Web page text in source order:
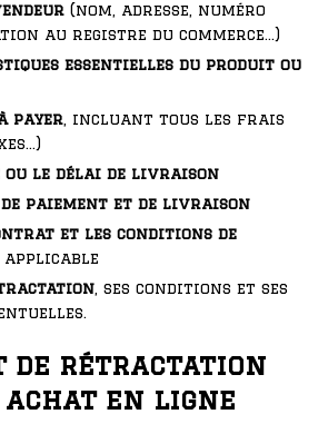
(nom, adresse, numéro
au registre du commerce…)
essentielles du produit ou
payer , incluant tous les frais
le délai de livraison
paiement et de livraison
et les conditions de
applicable
, ses conditions et ses
de rétractation
achat en ligne